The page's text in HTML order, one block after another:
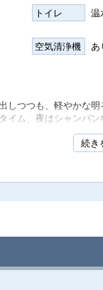
トイレ 温
空気清浄機 あ
しつつも、軽やかな
イム、夜はシャンパ
ちろん「高野槙」の
続き